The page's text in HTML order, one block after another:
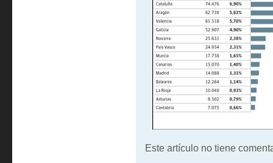
Este artículo no tiene